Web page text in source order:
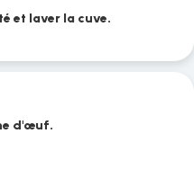
et laver la cuve.
d'œuf.